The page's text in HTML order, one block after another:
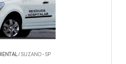
/ SUZANO - SP